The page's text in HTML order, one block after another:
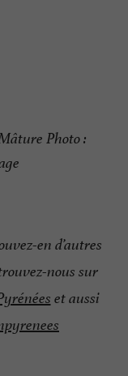
Photo :
en d’autres
nous sur
et aussi